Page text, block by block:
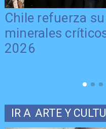
Chile refuerza
minerales
2026
IR A ARTE Y